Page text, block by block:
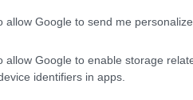
allow Google to send me
allow Google to enable storage
identifiers in apps.
–
– 11,50€
Universal
12,50€